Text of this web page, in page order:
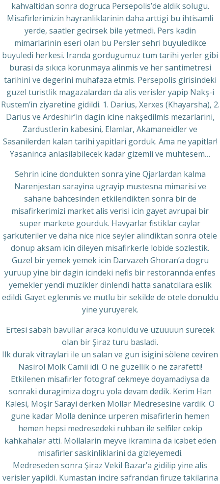
kahvaltidan sonra dogruca Persepolis’de aldik solugu.
Misafirlerimizin hayranliklarinin daha arttigi bu ihtisamli
yerde, saatler gecirsek bile yetmedi. Pers kadin
mimarlarinin eseri olan bu Persler sehri buyuledikce
buyuledi herkesi. Iranda gordugumuz tum tarihi yerler gibi
burasi da sıkıca korunmaya alinmis ve her santimetresi
tarihini ve degerini muhafaza etmis. Persepolis girisindeki
guzel turistlik magazalardan da alis verisler yapip Nakş-i
Rustem’in ziyaretine gidildi. 1. Darius, Xerxes (Khayarsha), 2.
Darius ve Ardeshir’in dagin icine nakşedilmis mezarlarini,
Zardustlerin kabesini, Elamlar, Akamaneidler ve
Sasanilerden kalan tarihi yapitlari gorduk. Ama ne yapitlar!
Yasaninca anlasilabilecek kadar gizemli ve muhtesem…
Sehrin icine dondukten sonra yine Qjarlardan kalma
Narenjestan sarayina ugrayip mustesna mimarisi ve
sahane bahcesinden etkilendikten sonra bir de
misafirkerimizi market alis verisi icin gayet avrupai bir
super markete gourduk. Havyarlar fistiklar caylar
şarkuteriler ve daha nice nice seyler alindiktan sonra otele
donup aksam icin dileyen misafirkerle lobide sozlestik.
Guzel bir yemek yemek icin Darvazeh Ghoran’a dogru
yuruup yine bir dagin icindeki nefis bir restorannda enfes
yemekler yendi muzikler dinlendi hatta sanatcilara eslik
edildi. Gayet eglenmis ve mutlu bir sekilde de otele donuldu
yine yuruyerek.
Ertesi sabah bavullar araca konuldu ve uzuuuun surecek
olan bir Şiraz turu basladi.
Ilk durak vitraylari ile un salan ve gun isigini sölene ceviren
Nasirol Molk Camii idi. O ne guzellik o ne zarafetti!
Etkilenen misafirler fotograf cekmeye doyamadiysa da
sonraki duragimiza dogru yola devam dedik. Kerim Han
Kalesi, Moşir Sarayi derken Mollar Medresesine vardik. O
gune kadar Molla denince urperen misafirlerin hemen
hemen hepsi medresedeki ruhban ile selfiler cekip
kahkahalar atti. Mollalarin meyve ikramina da icabet eden
misafirler saskinliklarini da gizleyemedi.
Medreseden sonra Şiraz Vekil Bazar’a gidilip yine alis
verisler yapildi. Kumastan incire safrandan firuze takilarina